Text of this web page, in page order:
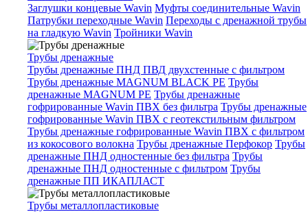
Заглушки концевые Wavin Муфты соединительные Wavin
Патрубки переходные Wavin Переходы с дренажной трубы
на гладкую Wavin Тройники Wavin
Трубы дренажные
Трубы дренажные ПНД ПВД двухстенные с фильтром
Трубы дренажные MAGNUM BLACK PE Трубы
дренажные MAGNUM PE Трубы дренажные
гофрированные Wavin ПВХ без фильтра Трубы дренажные
гофрированные Wavin ПВХ с геотекстильным фильтром
Трубы дренажные гофрированные Wavin ПВХ с фильтром
из кокосового волокна Трубы дренажные Перфокор Трубы
дренажные ПНД одностенные без фильтра Трубы
дренажные ПНД одностенные с фильтром Трубы
дренажные ПП ИКАПЛАСТ
Трубы металлопластиковые